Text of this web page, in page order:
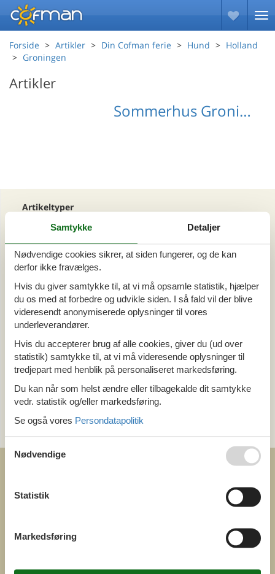
Forside Artikler Din Cofman ferie Hund
Holland
Groningen
Artikler
Sommerhus Groningen med hund
Artikeltyper
Din Cofman ferie
Område
Alle
Holland
Groningen
Tema
Alle
Hund
Kategori
Alle
DK-7400 Herning
Samtykke Detaljer
Nødvendige cookies sikrer, at siden fungerer, og de kan
derfor ikke fravælges.
Hvis du giver samtykke til, at vi må opsamle statistik, hjælper
du os med at forbedre og udvikle siden. I så fald vil der blive
videresendt anonymiserede oplysninger til vores
underleverandører.
Hvis du accepterer brug af alle cookies, giver du (ud over
statistik) samtykke til, at vi må videresende oplysninger til
tredjepart med henblik på personaliseret markedsføring.
Du kan når som helst ændre eller tilbagekalde dit samtykke
vedr. statistik og/eller markedsføring.
Se også vores Persondatapolitik
Nødvendige
Statistik
Markedsføring